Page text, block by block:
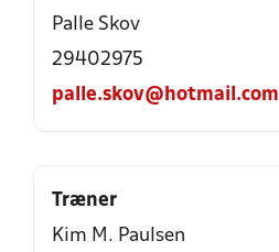
Palle Skov
29402975
palle.skov@hotmail.com
Træner
Kim M. Paulsen